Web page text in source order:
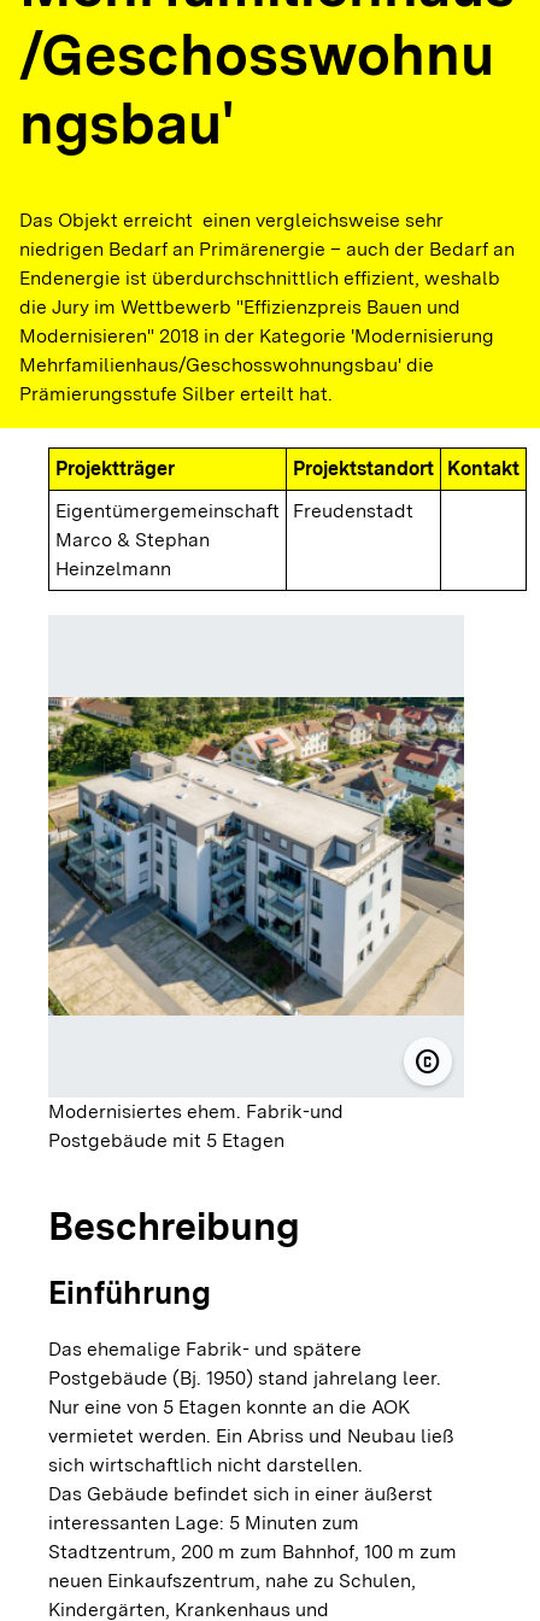
/Geschosswohnu
ngsbau'
Das Objekt erreicht einen vergleichsweise sehr
niedrigen Bedarf an Primärenergie – auch der Bedarf an
Endenergie ist überdurchschnittlich effizient, weshalb
die Jury im Wettbewerb "Effizienzpreis Bauen und
Modernisieren" 2018 in der Kategorie 'Modernisierung
Mehrfamilienhaus/Geschosswohnungsbau' die
Prämierungsstufe Silber erteilt hat.
Projektträger Projektstandort
Kontakt
Eigentümergemeinschaft
Marco & Stephan
Heinzelmann
Freudenstadt
copyright
©
Modernisiertes ehem. Fabrik-und
Postgebäude mit 5 Etagen
Beschreibung
Einführung
Das ehemalige Fabrik- und spätere
Postgebäude (Bj. 1950) stand jahrelang leer.
Nur eine von 5 Etagen konnte an die AOK
vermietet werden. Ein Abriss und Neubau ließ
sich wirtschaftlich nicht darstellen.
Das Gebäude befindet sich in einer äußerst
interessanten Lage: 5 Minuten zum
Stadtzentrum, 200 m zum Bahnhof, 100 m zum
neuen Einkaufszentrum, nahe zu Schulen,
Kindergärten, Krankenhaus und